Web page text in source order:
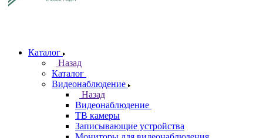
Каталог
Назад
Каталог
Видеонаблюдение
Назад
Видеонаблюдение
ТВ камеры
Записывающие устройства